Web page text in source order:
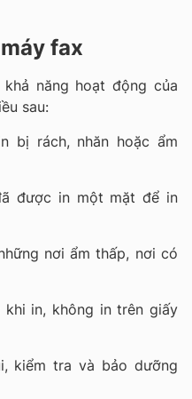
fax
năng hoạt động của
sau:
bị rách, nhăn hoặc ẩm
được in một mặt để in
nơi ẩm thấp, nơi có
in, không in trên giấy
kiểm tra và bảo dưỡng